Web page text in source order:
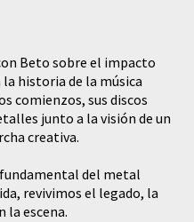
Beto sobre el impacto
historia de la música
comienzos, sus discos
junto a la visión de un
creativa.
del metal
revivimos el legado, la
la escena.